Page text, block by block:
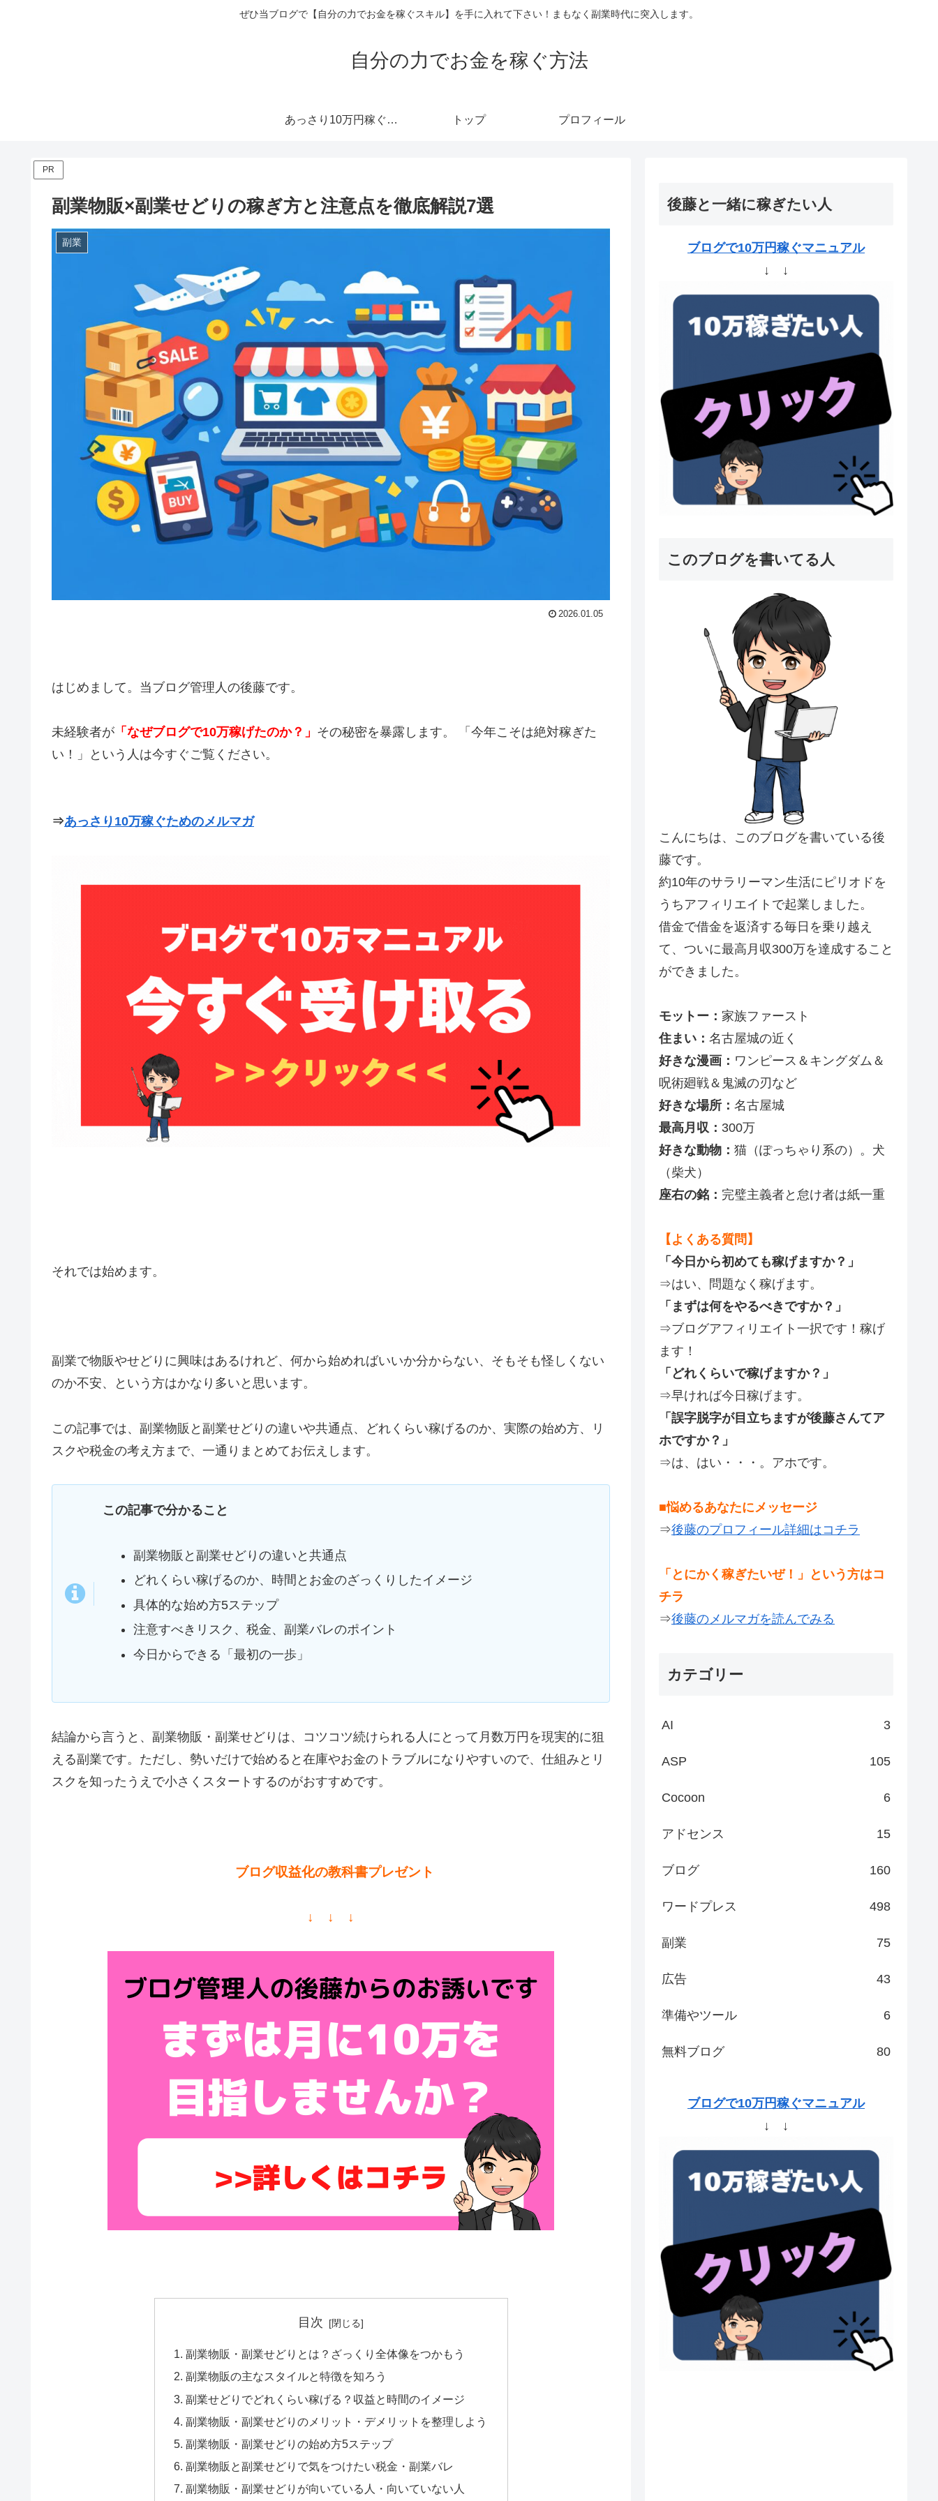
ぜひ当ブログで【自分の力でお金を稼ぐスキル】を手に入れて下さい！まもなく副業時代に突入します。
自分の力でお金を稼ぐ方法
あっさり10万円稼ぐメルマガ トップ プロフィール
PR
副業物販×副業せどりの稼ぎ方と注意点を徹底解説7選
副業
2026.01.05
はじめまして。当ブログ管理人の後藤です。
未経験者が 「なぜブログで10万稼げたのか？」 その秘密を暴露します。 「今年こそは絶対稼ぎた
い！」という人は今すぐご覧ください。
⇒あっさり10万稼ぐためのメルマガ
それでは始めます。
副業で物販やせどりに興味はあるけれど、何から始めればいいか分からない、そもそも怪しくない
のか不安、という方はかなり多いと思います。
この記事では、副業物販と副業せどりの違いや共通点、どれくらい稼げるのか、実際の始め方、リ
スクや税金の考え方まで、一通りまとめてお伝えします。
この記事で分かること
副業物販と副業せどりの違いと共通点
どれくらい稼げるのか、時間とお金のざっくりしたイメージ
具体的な始め方5ステップ
注意すべきリスク、税金、副業バレのポイント
今日からできる「最初の一歩」
結論から言うと、副業物販・副業せどりは、コツコツ続けられる人にとって月数万円を現実的に狙
える副業です。ただし、勢いだけで始めると在庫やお金のトラブルになりやすいので、仕組みとリ
スクを知ったうえで小さくスタートするのがおすすめです。
ブログ収益化の教科書プレゼント
↓ ↓ ↓
目次
副業物販・副業せどりとは？ざっくり全体像をつかもう
副業物販の主なスタイルと特徴を知ろう
副業せどりでどれくらい稼げる？収益と時間のイメージ
副業物販・副業せどりのメリット・デメリットを整理しよう
副業物販・副業せどりの始め方5ステップ
副業物販と副業せどりで気をつけたい税金・副業バレ
副業物販・副業せどりが向いている人・向いていない人
後藤と一緒に稼ぎたい人
ブログで10万円稼ぐマニュアル
↓ ↓
このブログを書いてる人
こんにちは、このブログを書いている後
藤です。
約10年のサラリーマン生活にピリオドを
うちアフィリエイトで起業しました。
借金で借金を返済する毎日を乗り越え
て、ついに最高月収300万を達成すること
ができました。
モットー： 家族ファースト
住まい： 名古屋城の近く
好きな漫画： ワンピース＆キングダム＆
呪術廻戦＆鬼滅の刃など
好きな場所： 名古屋城
最高月収： 300万
好きな動物： 猫（ぽっちゃり系の）。犬
（柴犬）
座右の銘： 完璧主義者と怠け者は紙一重
【よくある質問】
「今日から初めても稼げますか？」
⇒はい、問題なく稼げます。
「まずは何をやるべきですか？」
⇒ブログアフィリエイト一択です！稼げ
ます！
「どれくらいで稼げますか？」
⇒早ければ今日稼げます。
「誤字脱字が目立ちますが後藤さんてア
ホですか？」
⇒は、はい・・・。アホです。
■悩めるあなたにメッセージ
⇒後藤のプロフィール詳細はコチラ
「とにかく稼ぎたいぜ！」という方はコ
チラ
⇒後藤のメルマガを読んでみる
カテゴリー
AI 3
ASP 105
Cocoon 6
アドセンス 15
ブログ 160
ワードプレス 498
副業 75
広告 43
準備やツール 6
無料ブログ 80
ブログで10万円稼ぐマニュアル
↓ ↓